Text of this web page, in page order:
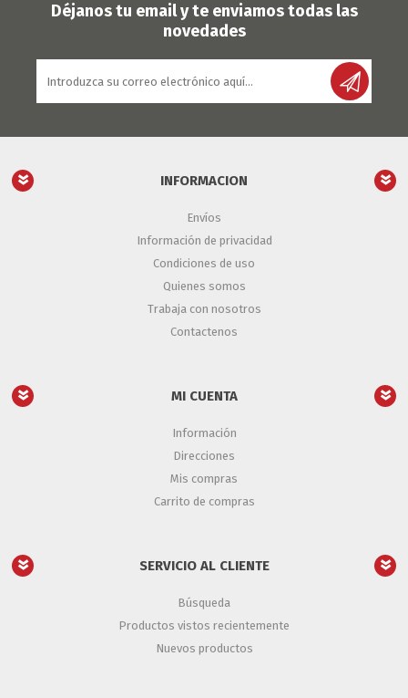
Déjanos tu email y te enviamos todas las
novedades
INFORMACION
Envíos
Información de privacidad
Condiciones de uso
Quienes somos
Trabaja con nosotros
Contactenos
MI CUENTA
Información
Direcciones
Mis compras
Carrito de compras
SERVICIO AL CLIENTE
Búsqueda
Productos vistos recientemente
Nuevos productos